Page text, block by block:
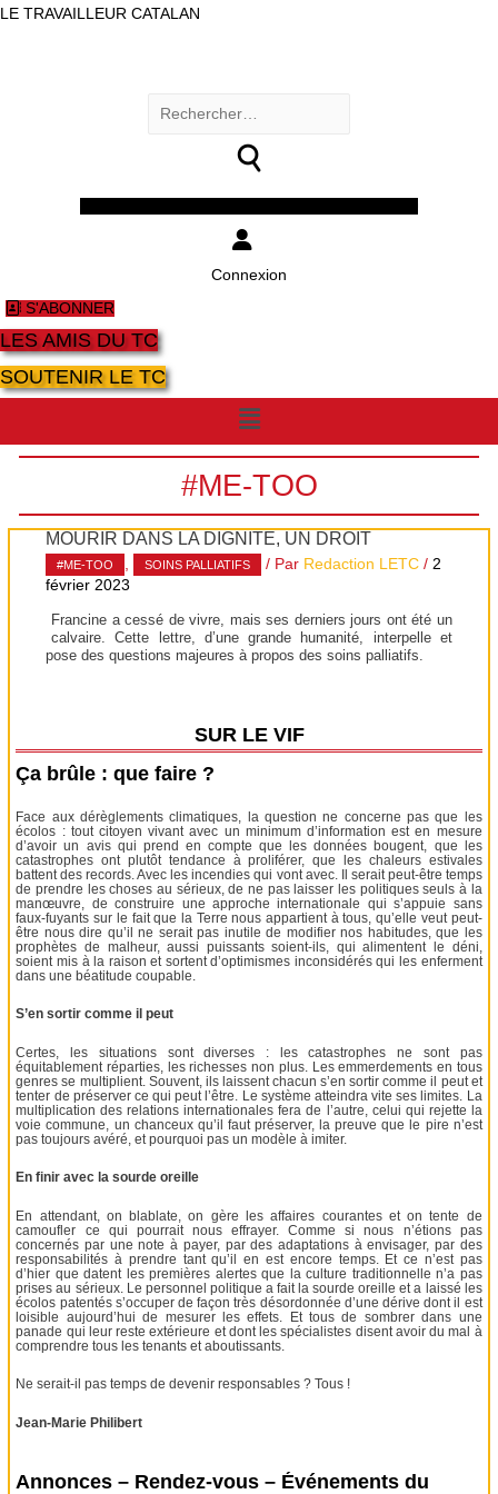
LE TRAVAILLEUR CATALAN
Rechercher :
Connexion
S'ABONNER
LES AMIS DU TC
SOUTENIR LE TC
Menu
#ME-TOO
MOURIR DANS LA DIGNITÉ, UN DROIT
#ME-TOO , SOINS PALLIATIFS / Par Redaction LETC /2
février 2023
Francine a cessé de vivre, mais ses derniers jours ont été un
calvaire. Cette lettre, d’une grande humanité, interpelle et
pose des questions majeures à propos des soins palliatifs.
SUR LE VIF
Ça brûle : que faire ?
Face aux dérèglements climatiques, la question ne concerne pas que les
écolos : tout citoyen vivant avec un minimum d’information est en mesure
d’avoir un avis qui prend en compte que les données bougent, que les
catastrophes ont plutôt tendance à proliférer, que les chaleurs estivales
battent des records. Avec les incendies qui vont avec. Il serait peut-être temps
de prendre les choses au sérieux, de ne pas laisser les politiques seuls à la
manœuvre, de construire une approche internationale qui s’appuie sans
faux-fuyants sur le fait que la Terre nous appartient à tous, qu’elle veut peut-
être nous dire qu’il ne serait pas inutile de modifier nos habitudes, que les
prophètes de malheur, aussi puissants soient-ils, qui alimentent le déni,
soient mis à la raison et sortent d’optimismes inconsidérés qui les enferment
dans une béatitude coupable.
S’en sortir comme il peut
Certes, les situations sont diverses : les catastrophes ne sont pas
équitablement réparties, les richesses non plus. Les emmerdements en tous
genres se multiplient. Souvent, ils laissent chacun s’en sortir comme il peut et
tenter de préserver ce qui peut l’être. Le système atteindra vite ses limites. La
multiplication des relations internationales fera de l’autre, celui qui rejette la
voie commune, un chanceux qu’il faut préserver, la preuve que le pire n’est
pas toujours avéré, et pourquoi pas un modèle à imiter.
En finir avec la sourde oreille
En attendant, on blablate, on gère les affaires courantes et on tente de
camoufler ce qui pourrait nous effrayer. Comme si nous n’étions pas
concernés par une note à payer, par des adaptations à envisager, par des
responsabilités à prendre tant qu’il en est encore temps. Et ce n’est pas
d’hier que datent les premières alertes que la culture traditionnelle n’a pas
prises au sérieux. Le personnel politique a fait la sourde oreille et a laissé les
écolos patentés s’occuper de façon très désordonnée d’une dérive dont il est
loisible aujourd’hui de mesurer les effets. Et tous de sombrer dans une
panade qui leur reste extérieure et dont les spécialistes disent avoir du mal à
comprendre tous les tenants et aboutissants.
Ne serait-il pas temps de devenir responsables ? Tous !
Jean-Marie Philibert
Annonces – Rendez-vous – Événements du